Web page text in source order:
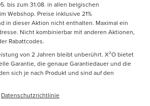
bis zum 31.08. in allen belgischen
Webshop. Preise inklusive 21%
in dieser Aktion nicht enthalten. Maximal ein
Nicht kombinierbar mit anderen Aktionen,
Rabattcodes.
von 2 Jahren bleibt unberührt. X²O bietet
Garantie, die genaue Garantiedauer und die
sich je nach Produkt und sind auf den
Datenschutzrichtlinie